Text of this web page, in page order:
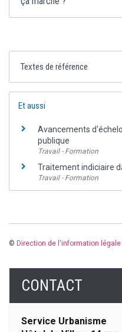
Textes de référence
Et aussi
Avancements
publique
Travail - Formation
Traitement indiciaire
Travail - Formation
© Direction de l'information
CONTACT
Service Urbanisme